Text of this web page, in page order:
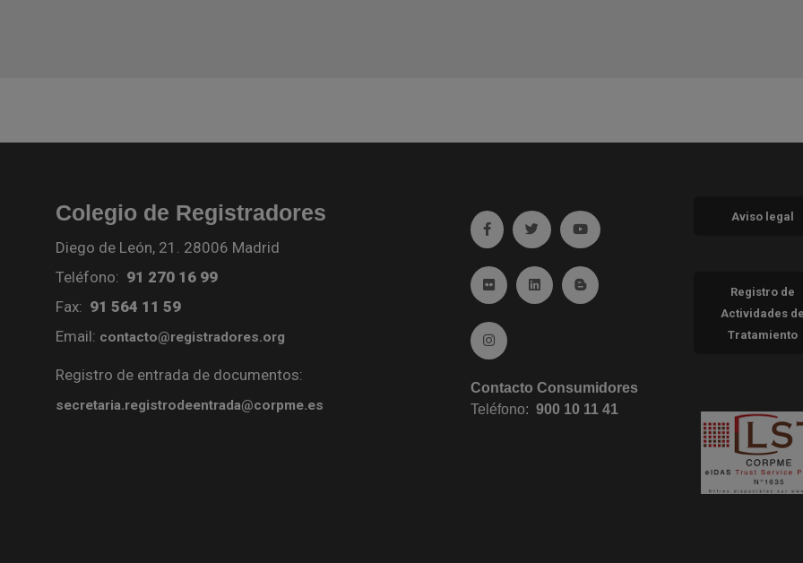
Colegio de Registradores
Diego de León, 21. 28006 Madrid
Teléfono: 91 270 16 99
Fax: 91 564 11 59
Email: contacto@registradores.org
Registro de entrada de documentos:
secretaria.registrodeentrada@corpme.es
Ir a facebook (abre en ventana nueva)
Ir a twitter (abre en ventana nueva)
Ir a YouTube (abre en ventana nueva)
Ir a Flickr (abre en ventana nueva)
Ir a Linkedin (abre en ventana nueva)
Ir al Blog (abre en ventana nueva)
Ir a Instagram (abre en ventana nueva)
Contacto Consumidores
Teléfono:900 10 11 41
Aviso legal
Registro de
Actividades de
Tratamiento